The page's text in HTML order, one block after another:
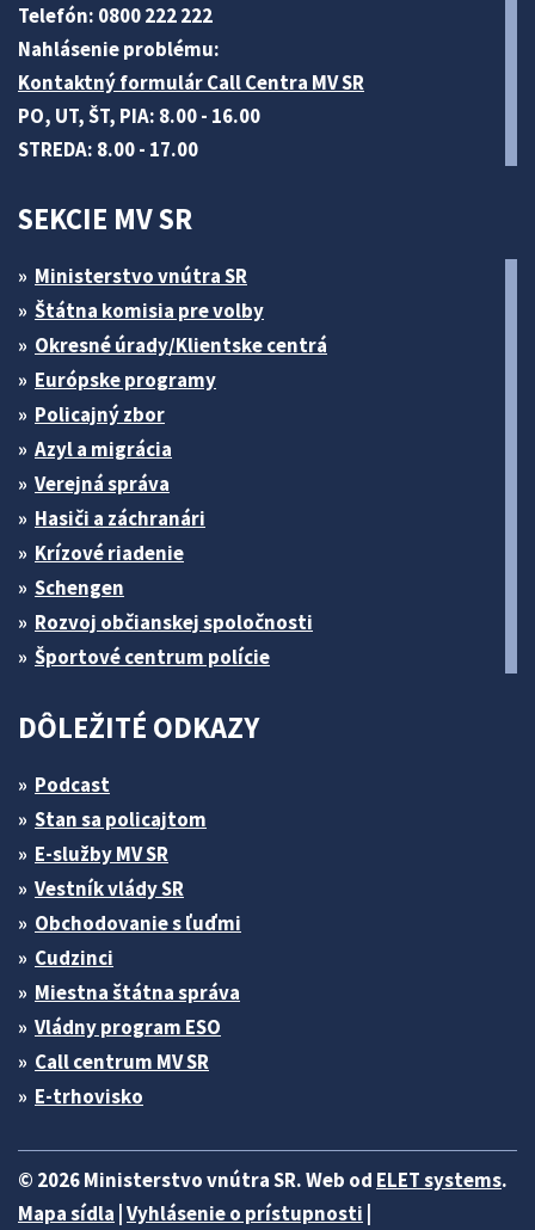
Telefón: 0800 222 222
Nahlásenie problému:
Kontaktný formulár Call Centra MV SR
PO, UT, ŠT, PIA: 8.00 - 16.00
STREDA: 8.00 - 17.00
SEKCIE MV SR
Ministerstvo vnútra SR
Štátna komisia pre volby
Okresné úrady/Klientske centrá
Európske programy
Policajný zbor
Azyl a migrácia
Verejná správa
Hasiči a záchranári
Krízové riadenie
Schengen
Rozvoj občianskej spoločnosti
Športové centrum polície
DÔLEŽITÉ ODKAZY
Podcast
Stan sa policajtom
E-služby MV SR
Vestník vlády SR
Obchodovanie s ľuďmi
Cudzinci
Miestna štátna správa
Vládny program ESO
Call centrum MV SR
E-trhovisko
© 2026 Ministerstvo vnútra SR. Web od ELET systems.
Mapa sídla Vyhlásenie o prístupnosti